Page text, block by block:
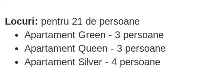
Locuri: pentru 21 de persoane
Apartament Green - 3 persoane
Apartament Queen - 3 persoane
Apartament Silver - 4 persoane